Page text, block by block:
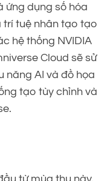
ứng dụng số hóa
tuệ nhân tạo tạo
hệ thống NVIDIA
Cloud sẽ sử
năng AI và đồ họa
tạo tùy chỉnh và